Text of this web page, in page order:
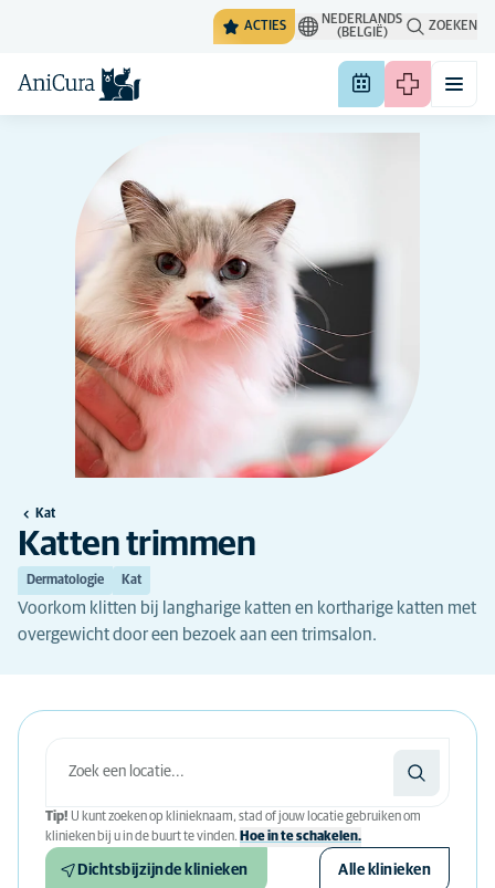
ACTIES
NEDERLANDS
(BELGIË)
ZOEKEN
Kat
Katten trimmen
Dermatologie Kat
Voorkom klitten bij langharige katten en kortharige katten met
overgewicht door een bezoek aan een trimsalon.
Tip! U kunt zoeken op klinieknaam, stad of jouw locatie gebruiken om
klinieken bij u in de buurt te vinden. Hoe in te schakelen.
Dichtsbijzijnde klinieken Alle klinieken